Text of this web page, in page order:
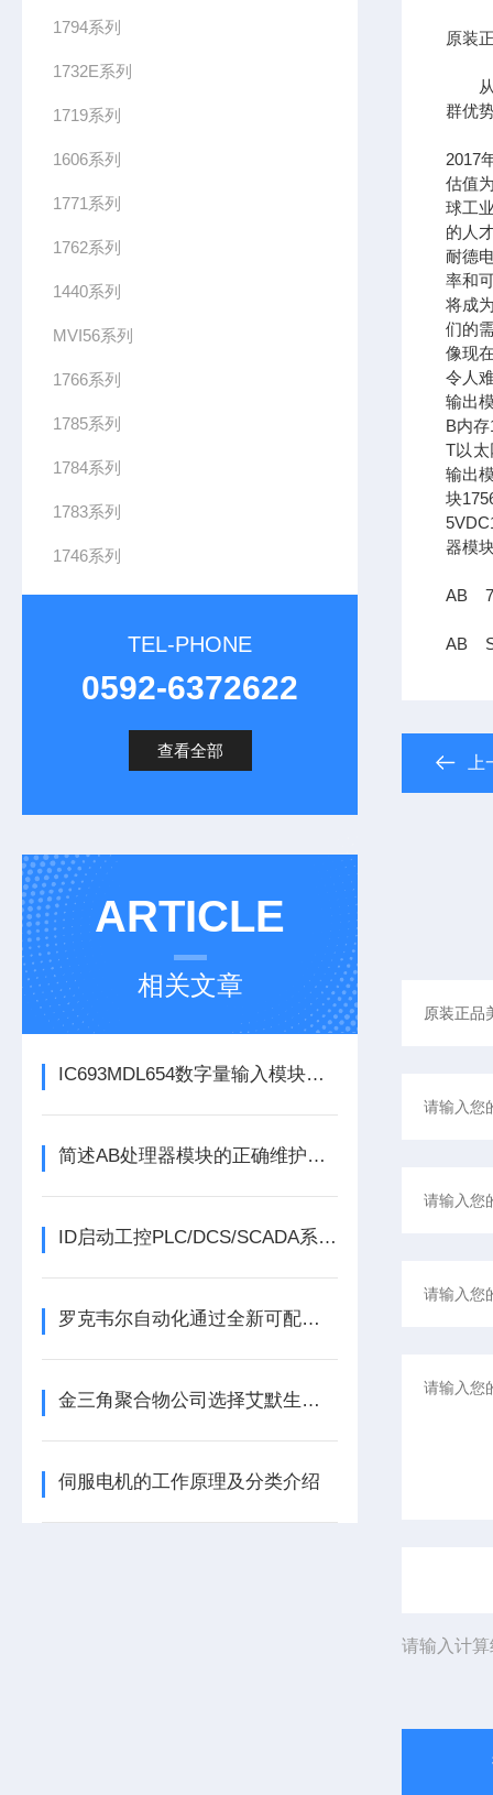
1794系列
1732E系列
1719系列
1606系列
1771系列
1762系列
1440系列
MVI56系列
1766系列
1785系列
1784系列
1783系列
1746系列
TEL-PHONE
0592-6372622
查看全部
ARTICLE
相关文章
IC693MDL654数字量输入模块的定期维护保养方法分享
简述AB处理器模块的正确维护保养方法
ID启动工控PLC/DCS/SCADA系列份额报告
罗克韦尔自动化通过全新可配置 I/O 模块提升制造灵活性
金三角聚合物公司选择艾默生为其新建工厂提供设备数字自动化技术以及软件
伺服电机的工作原理及分类介绍
原装
从长
群优
2017
估值
球工
的人
耐德
率和
将成
们的
像现
令人
输出
B内
T以太
输出
块
器模
AB
AB
请输入计